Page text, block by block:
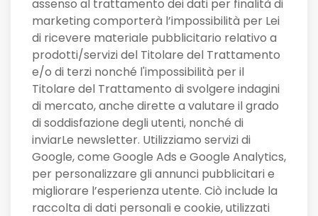
assenso al trattamento dei dati per finalità di
marketing comporterà l’impossibilità per Lei
di ricevere materiale pubblicitario relativo a
prodotti/servizi del Titolare del Trattamento
e/o di terzi nonché l'impossibilità per il
Titolare del Trattamento di svolgere indagini
di mercato, anche dirette a valutare il grado
di soddisfazione degli utenti, nonché di
inviarLe newsletter. Utilizziamo servizi di
Google, come Google Ads e Google Analytics,
per personalizzare gli annunci pubblicitari e
migliorare l’esperienza utente. Ciò include la
raccolta di dati personali e cookie, utilizzati